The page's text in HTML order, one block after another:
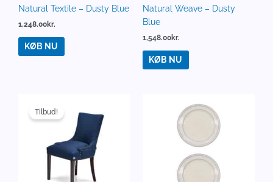
Natural Textile – Dusty Blue
1,248.00kr.
KØB NU
Natural Weave – Dusty
Blue
1,548.00kr.
KØB NU
Tilbud!
pris
4,995.00kr..
pris
er:
3,996.00kr..